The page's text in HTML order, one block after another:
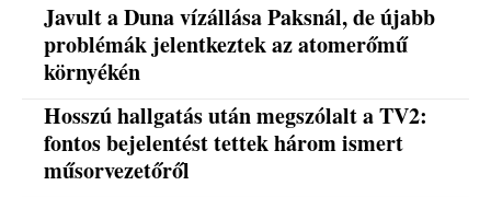
Javult a Duna vízállása Paksnál, de újabb
problémák jelentkeztek az atomerőmű
környékén
Hosszú hallgatás után megszólalt a TV2:
fontos bejelentést tettek három ismert
műsorvezetőről